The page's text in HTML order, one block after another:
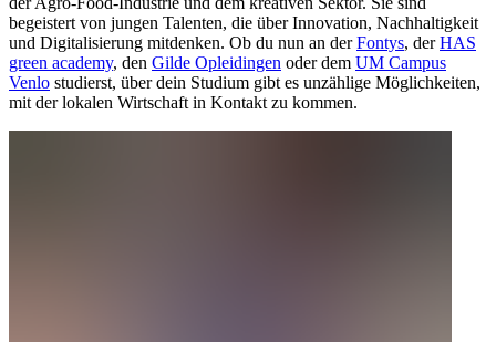
begeistert von jungen Talenten, die über Innovation, Nachhaltigkeit
und Digitalisierung mitdenken. Ob du nun an derFontys, derHAS
green academy, den Gilde Opleidingen oder dem UM Campus
Venlo studierst, über dein Studium gibt es unzählige Möglichkeiten,
mit der lokalen Wirtschaft in Kontakt zu kommen.